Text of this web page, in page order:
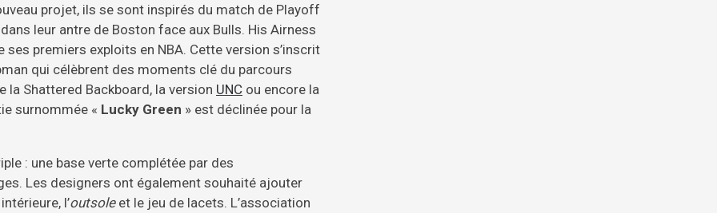
projet, ils se sont inspirés du match de Playoff
leur antre de Boston face aux Bulls. His Airness
premiers exploits en NBA. Cette version s’inscrit
qui célèbrent des moments clé du parcours
Shattered Backboard, la version UNC ou encore la
surnommée « Lucky Green » est déclinée pour la
: une base verte complétée par des
Les designers ont également souhaité ajouter
l’outsole et le jeu de lacets. L’association